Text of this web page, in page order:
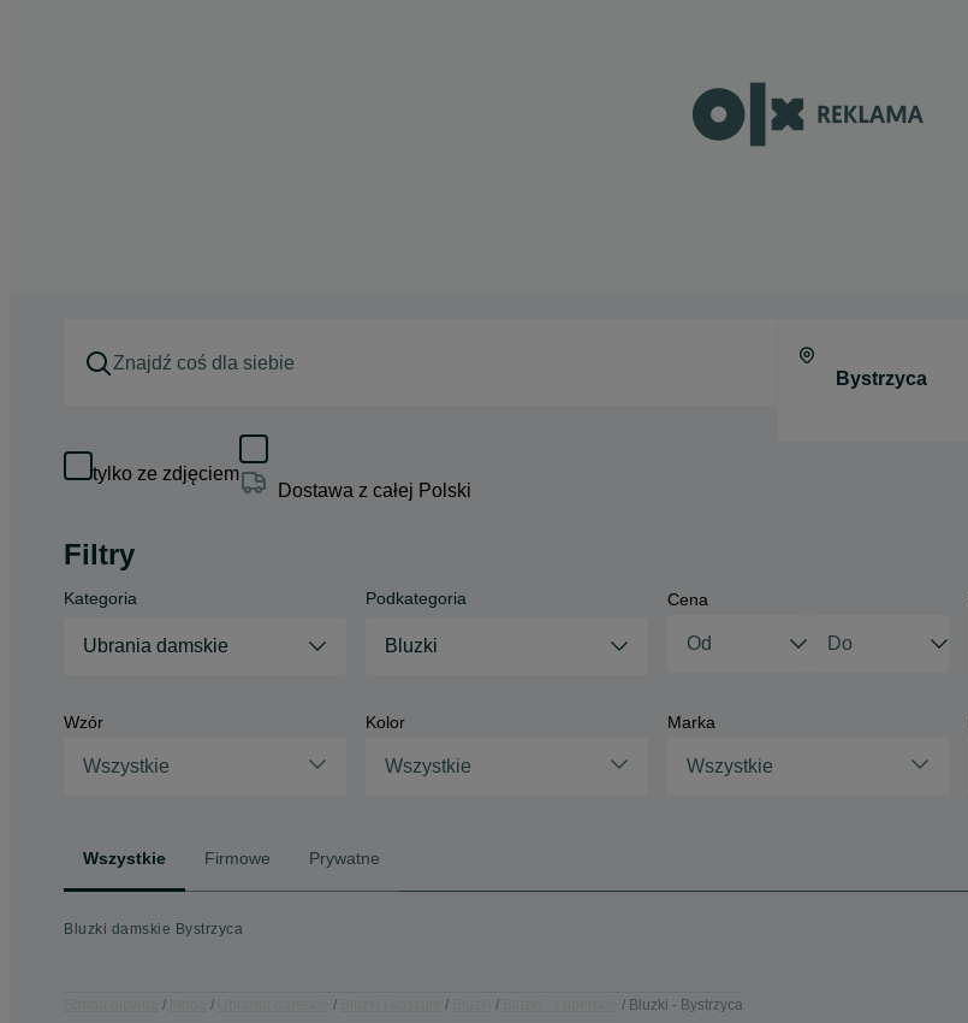
tylko ze zdjęciem
Dostawa z całej Polski
Filtry
Kategoria
Ubrania damskie
Podkategoria
Bluzki
Cena
Wzór
Wszystkie
Kolor
Wszystkie
Marka
Wszystkie
Wszystkie Firmowe Prywatne
Bluzki damskie Bystrzyca
Bluzki - Bystrzyca